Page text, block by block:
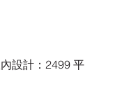
設計：2499 平